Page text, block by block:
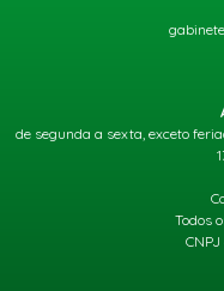
de segunda a sexta, exceto
Todos